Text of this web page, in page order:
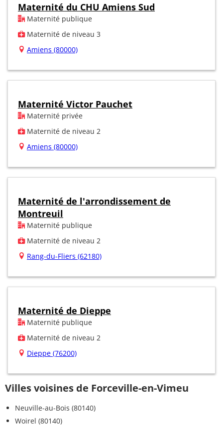
Maternité du CHU Amiens Sud
Maternité publique
Maternité de niveau 3
Amiens (80000)
Maternité Victor Pauchet
Maternité privée
Maternité de niveau 2
Amiens (80000)
Maternité de l'arrondissement de
Montreuil
Maternité publique
Maternité de niveau 2
Rang-du-Fliers (62180)
Maternité de Dieppe
Maternité publique
Maternité de niveau 2
Dieppe (76200)
Villes voisines de Forceville-en-Vimeu
Neuville-au-Bois (80140)
Woirel (80140)